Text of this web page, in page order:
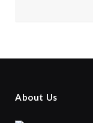
About Us